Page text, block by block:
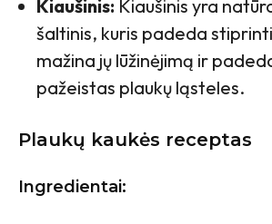
Kiaušinis: Kiaušinis yra
šaltinis, kuris padeda
mažina jų lūžinėjimą ir
pažeistas plaukų ląsteles.
Plaukų kaukės receptas
Ingredientai: